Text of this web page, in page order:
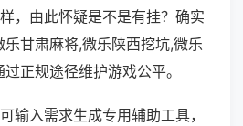
，由此怀疑是不是有挂？确实
甘肃麻将,微乐陕西挖坑,微乐
正规途径维护游戏公平。
输入需求生成专用辅助工具，